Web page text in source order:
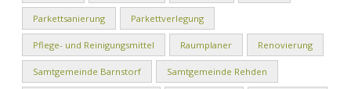
Parkettsanierung Parkettverlegung
Pflege- und Reinigungsmittel Raumplaner Renovierung
Samtgemeinde Barnstorf Samtgemeinde Rehden